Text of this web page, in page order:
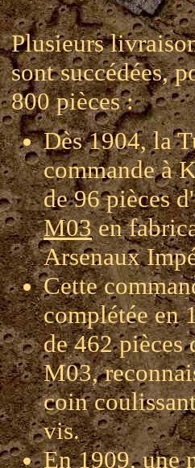
Plusieurs
sont succédées,
800 pièces :
Dès 1904, la
commande à
de 96 pièces
M03en
Arsenaux
Cette
complétée en
de 462 pièces
M03,
coin
vis.
En 1909, une